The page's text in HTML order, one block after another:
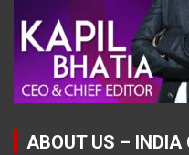
ABOUT US – INDIA